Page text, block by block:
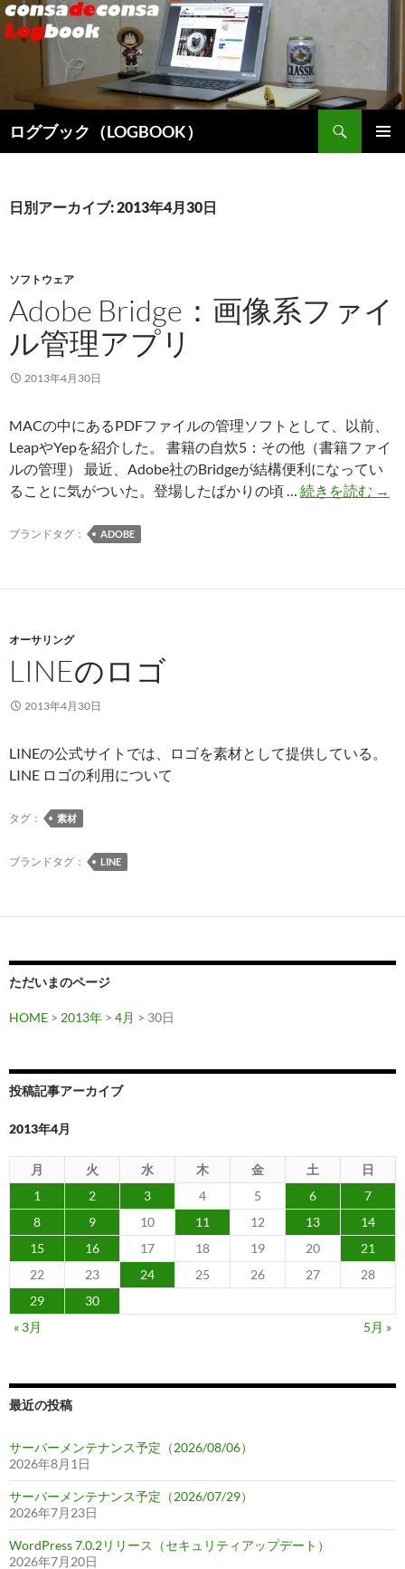
ログブック（LOGBOOK）
索
ン
キ
ッ
プ
日別アーカイブ: 2013年4月30日
ソフトウェア
Adobe Bridge：画像系ファイ
ル管理アプリ
2013年4月30日
MACの中にあるPDFファイルの管理ソフトとして、以前、
LeapやYepを紹介した。 書籍の自炊5：その他（書籍ファイ
ルの管理） 最近、Adobe社のBridgeが結構便利になってい
ることに気がついた。登場したばかりの頃 … 続きを読む →
ブランドタグ： ADOBE
オーサリング
LINEのロゴ
2013年4月30日
LINEの公式サイトでは、ロゴを素材として提供している。
LINE ロゴの利用について
タグ： 素材
ブランドタグ： LINE
ただいまのページ
HOME > 2013年 > 4月 > 30日
投稿記事アーカイブ
2013年4月
月 火 水 木 金 土
日
1
2 3 4 5 6
7
8
9 10 11 12 13
14
15
16 17 18 19 20
21
22
23 24 25 26 27
28
29
30
« 3月
5月 »
最近の投稿
サーバーメンテナンス予定（2026/08/06）
2026年8月1日
サーバーメンテナンス予定（2026/07/29）
2026年7月23日
WordPress 7.0.2リリース（セキュリティアップデート）
2026年7月20日